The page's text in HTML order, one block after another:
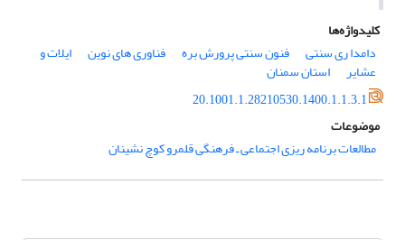
کلیدواژه‌ها
دامدا ری سنتی
فنون سنتی پرورش بره فناوری های نوین ایلات و
عشایر
استان سمنان
20.1001.1.28210530.1400.1.1.3.1
موضوعات
مطالعات برنامه ریزی اجتماعی ـ فرهنگی قلمرو کوچ نشینان